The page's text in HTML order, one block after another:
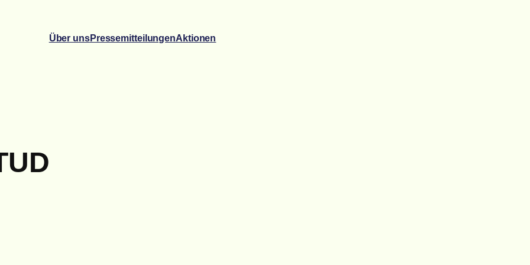
Über unsPressemitteilungenAktionen